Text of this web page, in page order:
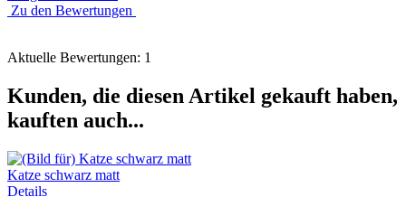
Zu den Bewertungen
Aktuelle Bewertungen: 1
Kunden, die diesen Artikel gekauft haben,
kauften auch...
Katze schwarz matt
Details